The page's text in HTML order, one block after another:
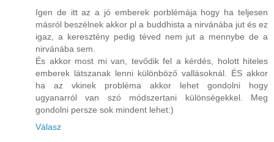
Igen de itt az a jó emberek porblémája hogy ha teljesen
másról beszélnek akkor pl a buddhista a nirvánába jut és ez
igaz, a keresztény pedig téved nem jut a mennybe de a
nirvánába sem.
És akkor most mi van, tevődik fel a kérdés, holott hiteles
emberek látszanak lenni különböző vallásoknál. ÉS akkor
ha az vkinek probléma akkor lehet gondolni hogy
ugyanarról van szó módszertani különségekkel. Meg
gondolni persze sok mindent lehet:)
Válasz